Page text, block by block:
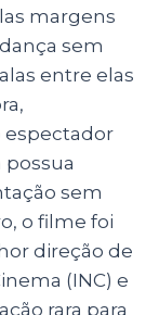
margens
sem
entre elas
possua
sem
o filme foi
direção de
(INC) e
rara para